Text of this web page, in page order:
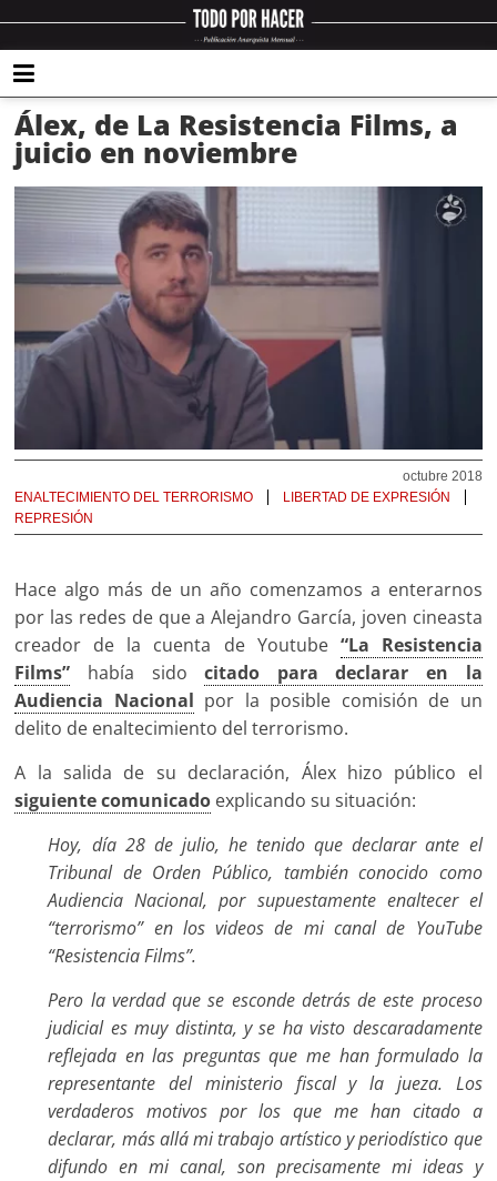
Álex, de La Resistencia Films, a
juicio en noviembre
octubre 2018
ENALTECIMIENTO DEL TERRORISMO
LIBERTAD DE EXPRESIÓN
REPRESIÓN
Hace algo más de un año comenzamos a enterarnos
por las redes de que a Alejandro García, joven cineasta
creador de la cuenta de Youtube “La Resistencia
Films” había sidocitado para declarar en la
Audiencia Nacional por la posible comisión de un
delito de enaltecimiento del terrorismo.
A la salida de su declaración, Álex hizo público el
siguiente comunicado explicando su situación:
Hoy, día 28 de julio, he tenido que declarar ante el
Tribunal de Orden Público, también conocido como
Audiencia Nacional, por supuestamente enaltecer el
“terrorismo” en los videos de mi canal de YouTube
“Resistencia Films”.
Pero la verdad que se esconde detrás de este proceso
judicial es muy distinta, y se ha visto descaradamente
reflejada en las preguntas que me han formulado la
representante del ministerio fiscal y la jueza. Los
verdaderos motivos por los que me han citado a
declarar, más allá mi trabajo artístico y periodístico que
difundo en mi canal, son precisamente mi ideas y